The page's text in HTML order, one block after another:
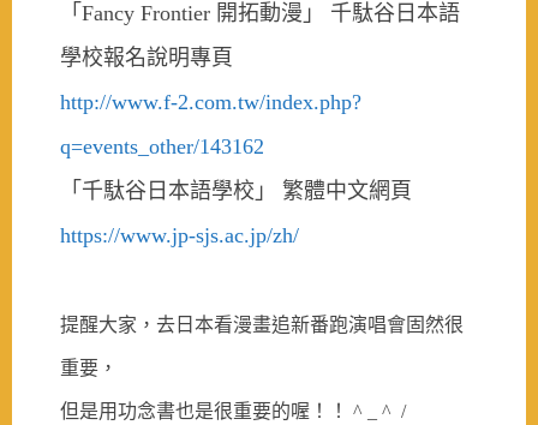
「 Fancy Frontier 開拓動漫」 千駄谷日本語
學校報名說明專頁
http://www.f-2.com.tw/index.php?
q=events_other/143162
「千駄谷日本語學校」 繁體中文網頁
https://www.jp-sjs.ac.jp/zh/
提醒大家，去日本看漫畫追新番跑演唱會固然很
重要，
但是用功念書也是很重要的喔！！ ^ _ ^ /